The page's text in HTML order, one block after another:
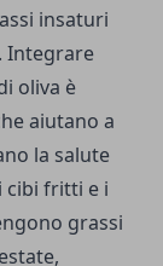
insaturi
Integrare
oliva è
aiutano a
la salute
cibi fritti e i
grassi